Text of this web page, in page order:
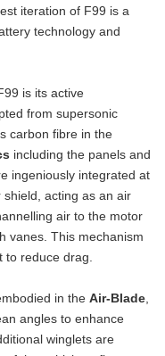
iteration of F99 is a
technology and
is its active
from supersonic
carbon fibre in the
including the panels and
ingeniously integrated at
acting as an air
air to the motor
vanes. This mechanism
to reduce drag.
in the Air-Blade,
angles to enhance
winglets are